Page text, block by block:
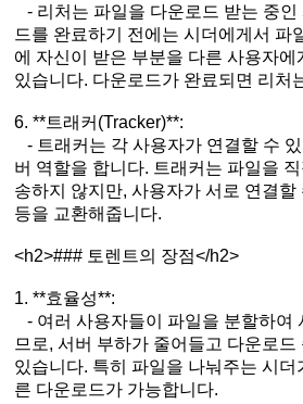
- 리처는 파일을 다운로드 받는 중인
드를 완료하기 전에는 시더에게서 파
에 자신이 받은 부분을 다른 사용자에
있습니다. 다운로드가 완료되면 리처
6. **트래커(Tracker)**:
- 트래커는 각 사용자가 연결할 수
버 역할을 합니다. 트래커는 파일을
송하지 않지만, 사용자가 서로 연결할
등을 교환해줍니다.
<h2>### 토렌트의 장점</h2>
1. **효율성**:
- 여러 사용자들이 파일을 분할하여
므로, 서버 부하가 줄어들고 다운로드
있습니다. 특히 파일을 나눠주는 시더
른 다운로드가 가능합니다.